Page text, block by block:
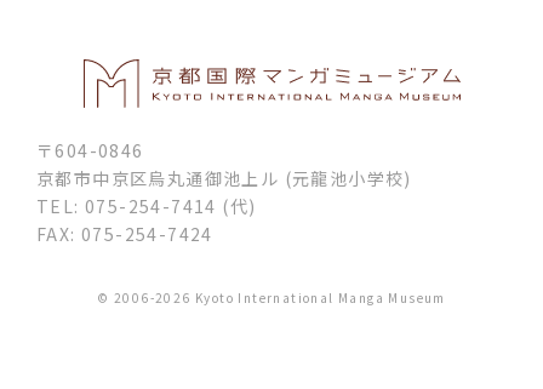
〒604-0846
京都市中京区烏丸通御池上ル (元龍池小学校)
TEL: 075-254-7414 (代)
FAX: 075-254-7424
© 2006-2026 Kyoto International Manga Museum